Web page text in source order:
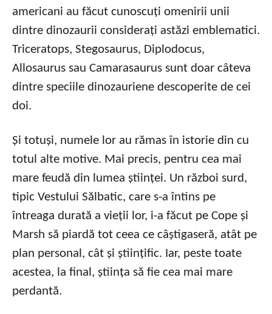
americani au făcut cunoscuți omenirii unii
dintre dinozaurii considerați astăzi emblematici.
Triceratops, Stegosaurus, Diplodocus,
Allosaurus sau Camarasaurus sunt doar câteva
dintre speciile dinozauriene descoperite de cei
doi.
Și totuși, numele lor au rămas în istorie din cu
totul alte motive. Mai precis, pentru cea mai
mare feudă din lumea științei. Un război surd,
tipic Vestului Sălbatic, care s-a întins pe
întreaga durată a vieții lor, i-a făcut pe Cope și
Marsh să piardă tot ceea ce câștigaseră, atât pe
plan personal, cât și științific. Iar, peste toate
acestea, la final, știința să fie cea mai mare
perdantă.